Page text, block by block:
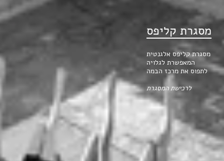
מסגרת קליפס
מסגרת קליפס אלגנטית
המאפשרת לגלויה
לתפוס את מרכז הבמה
לרכישת המסגרת